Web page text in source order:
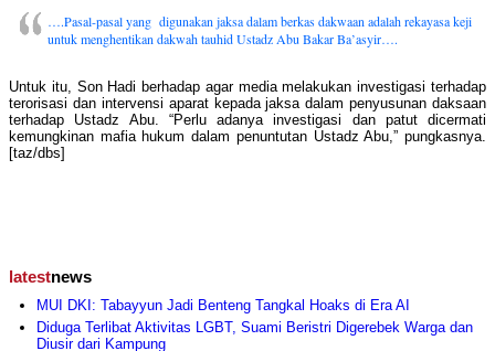
….Pasal-pasal yang digunakan jaksa dalam berkas dakwaan adalah rekayasa keji
untuk menghentikan dakwah tauhid Ustadz Abu Bakar Ba’asyir….
Untuk itu, Son Hadi berhadap agar media melakukan investigasi terhadap
terorisasi dan intervensi aparat kepada jaksa dalam penyusunan daksaan
terhadap Ustadz Abu. “Perlu adanya investigasi dan patut dicermati
kemungkinan mafia hukum dalam penuntutan Ustadz Abu,” pungkasnya.
[taz/dbs]
latestnews
MUI DKI: Tabayyun Jadi Benteng Tangkal Hoaks di Era AI
Diduga Terlibat Aktivitas LGBT, Suami Beristri Digerebek Warga dan
Diusir dari Kampung